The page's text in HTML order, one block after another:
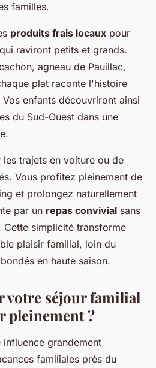
familles.
produits frais locaux pour
raviront petits et grands.
agneau de Pauillac,
plat raconte l'histoire
enfants découvriront ainsi
du Sud-Ouest dans une
trajets en voiture ou de
Vous profitez pleinement de
et prolongez naturellement
par un repas convivial sans
simplicité transforme
plaisir familial, loin du
en haute saison.
votre séjour familial
pleinement ?
grandement
familiales près du